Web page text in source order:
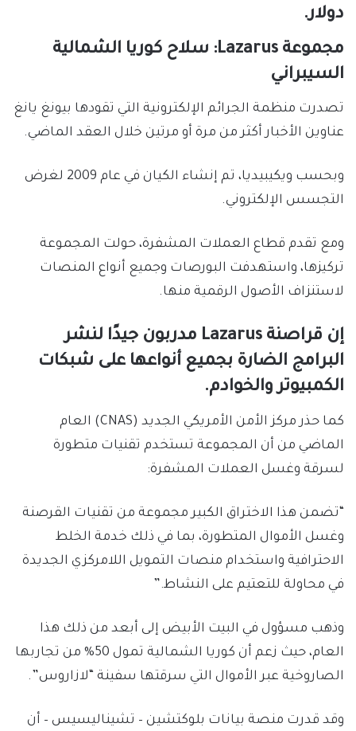
دولار.
مجموعة Lazarus: سلاح كوريا الشمالية
السيبراني
تصدرت منظمة الجرائم الإلكترونية التي تقودها بيونغ يانغ
عناوين الأخبار أكثر من مرة أو مرتين خلال العقد الماضي.
وبحسب ويكيبيديا، تم إنشاء الكيان في عام 2009 لغرض
التجسس الإلكتروني.
ومع تقدم قطاع العملات المشفرة، حولت المجموعة
تركيزها، واستهدفت البورصات وجميع أنواع المنصات
لاستنزاف الأصول الرقمية منها.
إن قراصنة Lazarus مدربون جيدًا لنشر
البرامج الضارة بجميع أنواعها على شبكات
الكمبيوتر والخوادم.
كما حذر مركز الأمن الأمريكي الجديد (CNAS) العام
الماضي من أن المجموعة تستخدم تقنيات متطورة
لسرقة وغسل العملات المشفرة:
“تضمن هذا الاختراق الكبير مجموعة من تقنيات القرصنة
وغسل الأموال المتطورة، بما في ذلك خدمة الخلط
الاحترافية واستخدام منصات التمويل اللامركزي الجديدة
في محاولة للتعتيم على النشاط.”
وذهب مسؤول في البيت الأبيض إلى أبعد من ذلك هذا
العام، حيث زعم أن كوريا الشمالية تمول 50% من تجاربها
الصاروخية عبر الأموال التي سرقتها سفينة “لازاروس”.
وقد قدرت منصة بيانات بلوكتشين – تشيناليسيس – أن